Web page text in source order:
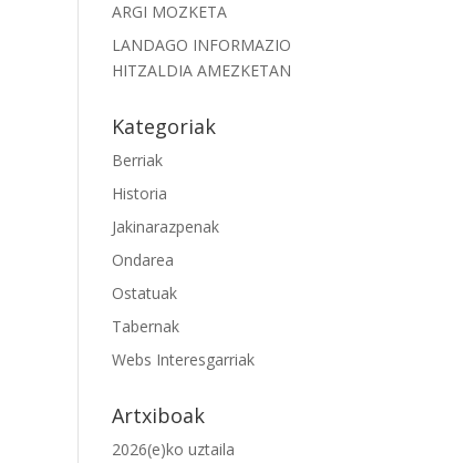
ARGI MOZKETA
LANDAGO INFORMAZIO
HITZALDIA AMEZKETAN
Kategoriak
Berriak
Historia
Jakinarazpenak
Ondarea
Ostatuak
Tabernak
Webs Interesgarriak
Artxiboak
2026(e)ko uztaila